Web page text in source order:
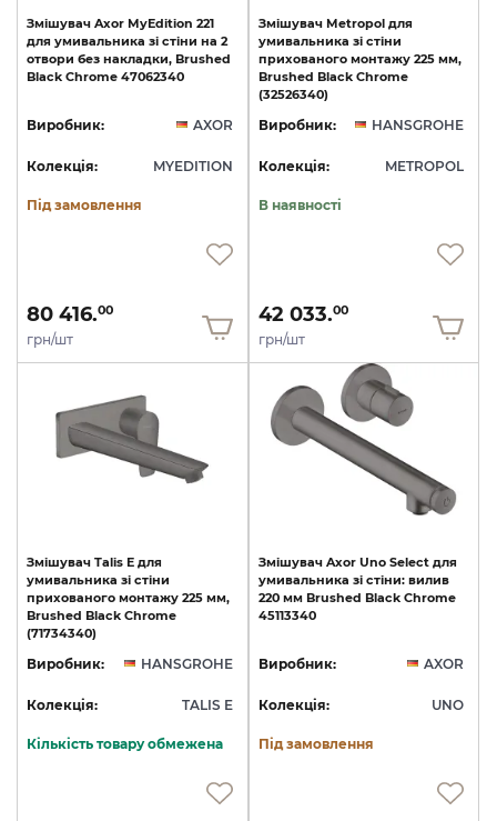
Змішувач Axor MyEdition 221
для умивальника зі стіни на 2
отвори без накладки, Brushed
Black Chrome 47062340
Виробник: AXOR
Колекція: MYEDITION
Під замовлення
80 416.00
грн/шт
Змішувач Metropol для
умивальника зі стіни
прихованого монтажу 225 мм,
Brushed Black Chrome
(32526340)
Виробник: HANSGROHE
Колекція: METROPOL
В наявності
42 033.00
грн/шт
Змішувач Talis E для
умивальника зі стіни
прихованого монтажу 225 мм,
Brushed Black Chrome
(71734340)
Виробник: HANSGROHE
Колекція: TALIS E
Кількість товару обмежена
Змішувач Axor Uno Select для
умивальника зі стіни: вилив
220 мм Brushed Black Chrome
45113340
Виробник: AXOR
Колекція: UNO
Під замовлення